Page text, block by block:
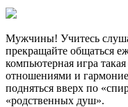
Мужчины! Учитесь
прекращайте общаться
компьютерная игра
отношениями и
подняться вверх по
«родственных душ».